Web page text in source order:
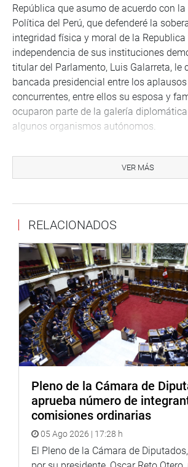
República que asumo de acuerdo con
Política del Perú, que defenderé la
integridad física y moral de la Republica
independencia de sus instituciones
titular del Parlamento, Luis Galarreta, le
bancada presidencial entre los
concurrentes, entre ellos su esposa y
ocuparon parte de la galería
algunos organismos autónomos.
nos encontramos en una situación de
zozobra que ningún peruano desea,
Afirmó la necesidad de actuar con
celeridad en los cambios que necesita el
actuación como presidente debe
una política de odio y de confrontación
perjudicado al país.
A continuación señaló que estaba
de dar respuesta a las demandas y
población y no a enredarnos en hechos
daño.
institucionalidad del país, en la que la
respeto al prójimo sean bandera
apetitos personales y priorizando el
Vizcarra informó que en unos días,
constituido el nuevo gabinete de
VER MÁS
RELACIONADOS
Pleno de la Cámara de
aprueba número de
comisiones ordinarias
05 Ago 2026 | 17:28 h
El Pleno de la Cámara de